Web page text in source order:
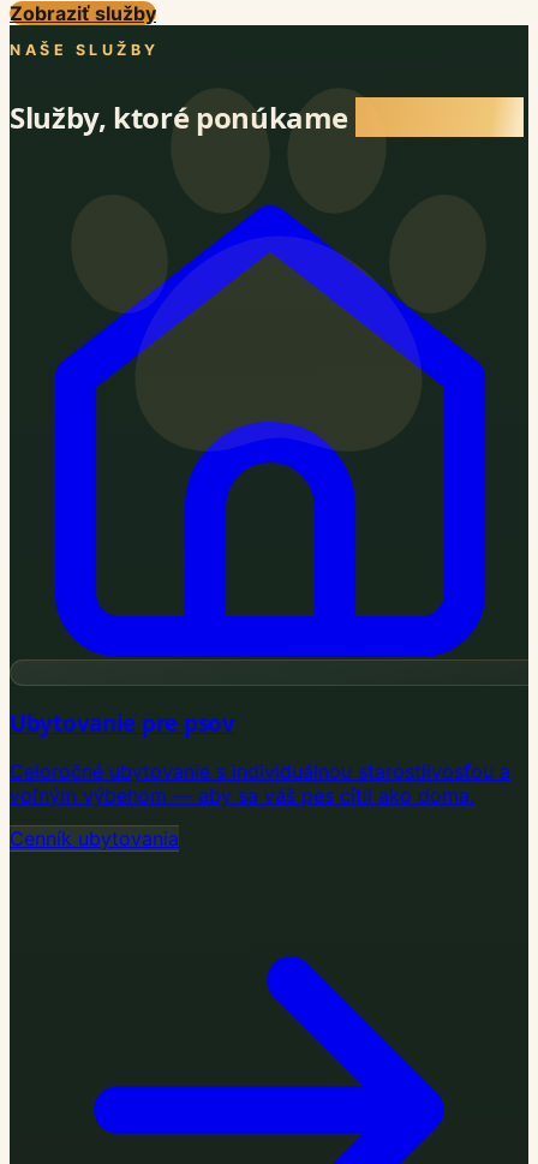
Zobraziť služby
NAŠE SLUŽBY
Služby, ktoré ponúkame
Ubytovanie pre psov
Celoročné ubytovanie s individuálnou starostlivosťou a
voľným výbehom — aby sa váš pes cítil ako doma.
Cenník ubytovania